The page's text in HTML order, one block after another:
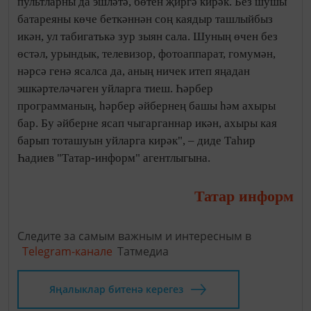
батареяны көче беткәннән соң каядыр ташлыйбыз
икән, ул табигатькә зур зыян сала. Шуның өчен без
өстәл, урындык, телевизор, фотоаппарат, гомумән,
нәрсә генә ясалса да, аның ничек итеп яңадан
эшкәртеләчәген уйларга тиеш. Һәрбер
программаның, һәрбер әйбернең башы һәм ахыры
бар. Бу әйберне ясап чыгарганнар икән, ахыры кая
барып тоташуын уйларга кирәк", – диде Таһир
Һадиев "Татар-информ" агентлыгына.
Татар информ
Следите за самым важным и интересным в
Telegram-канале Татмедиа
Яңалыклар битенә керегез